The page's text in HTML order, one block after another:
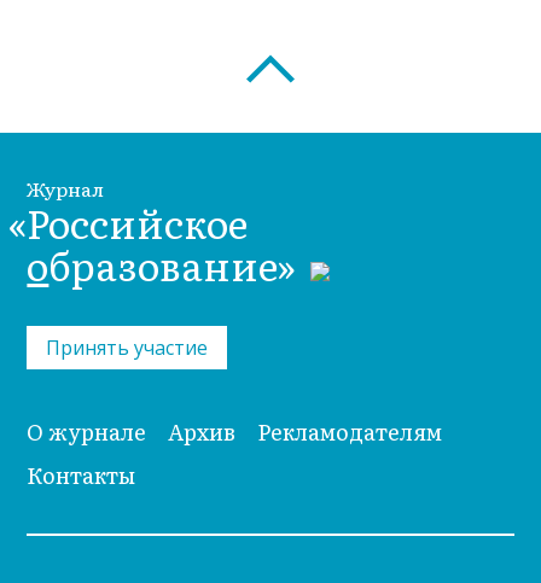
Журнал
«Российское
образование»
Принять участие
О журнале Архив
Рекламодателям
Контакты